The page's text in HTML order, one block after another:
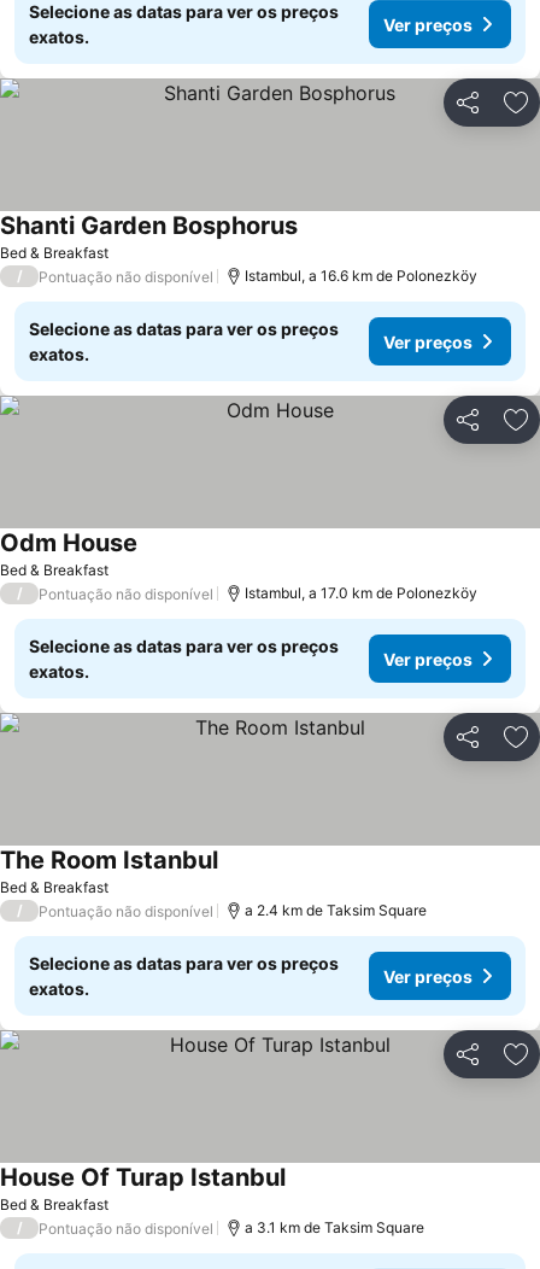
Selecione as datas para ver os preços
exatos.
Ver preços
Partilhar
Bed & Breakfast
Shanti Garden Bosphorus
/ Pontuação não disponível Istambul, a 16.6 km de Polonezköy
Selecione as datas para ver os preços
exatos.
Ver preços
Partilhar
Bed & Breakfast
Odm House
/ Pontuação não disponível Istambul, a 17.0 km de Polonezköy
Selecione as datas para ver os preços
exatos.
Ver preços
Partilhar
Bed & Breakfast
The Room Istanbul
/ Pontuação não disponível a 2.4 km de Taksim Square
Selecione as datas para ver os preços
exatos.
Ver preços
Partilhar
Bed & Breakfast
House Of Turap Istanbul
/ Pontuação não disponível a 3.1 km de Taksim Square